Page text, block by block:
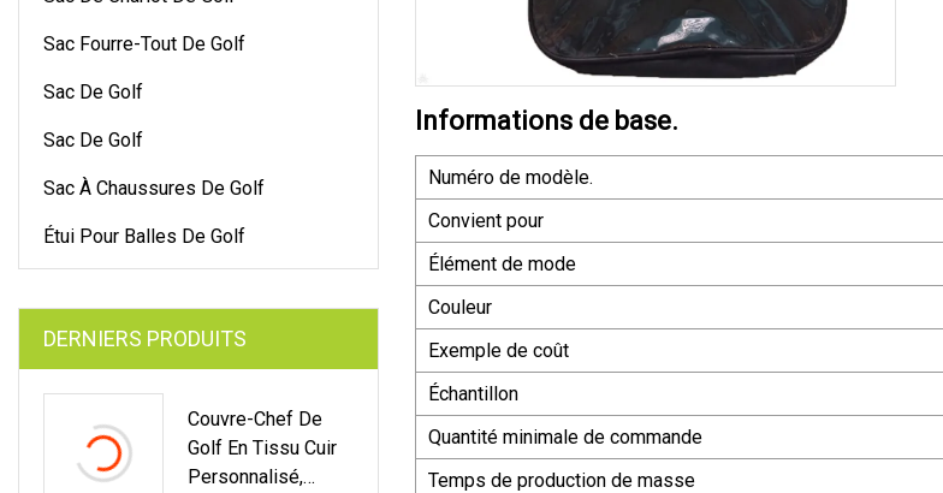
Sac Fourre-Tout De Golf
Sac De Golf
Sac De Golf
Sac À Chaussures De Golf
Étui Pour Balles De Golf
DERNIERS PRODUITS
Couvre-Chef De
Golf En Tissu Cuir
Personnalisé,
Informations de base.
Numéro de modèle.
Convient pour
Élément de mode
Couleur
Exemple de coût
Échantillon
Quantité minimale de commande
Temps de production de masse